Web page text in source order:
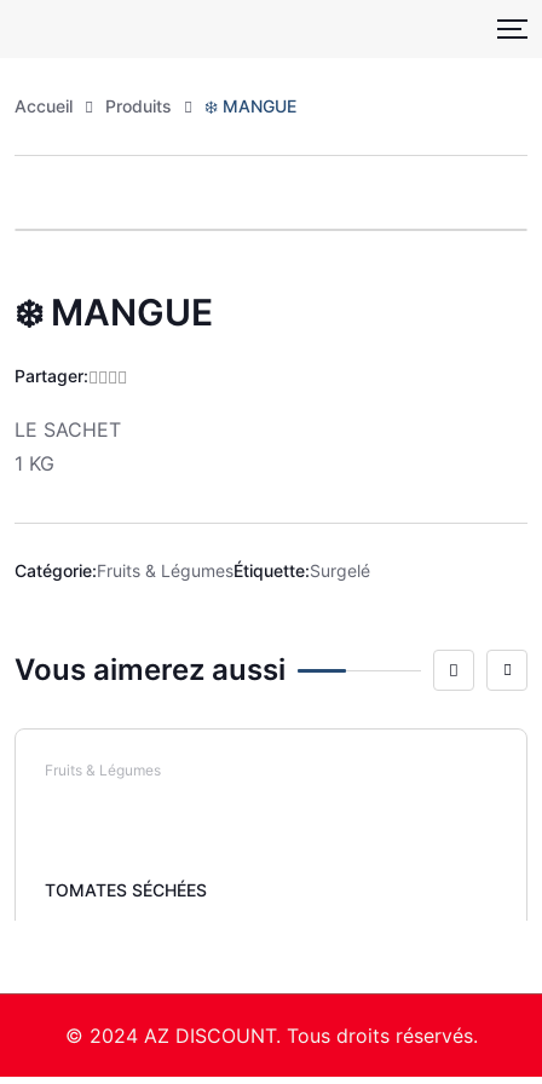
Accueil Produits ❄️ MANGUE
❄️ MANGUE
Partager:
LE SACHET
1 KG
Catégorie:Fruits & LégumesÉtiquette:Surgelé
Vous aimerez aussi
Fruits & Légumes
TOMATES SÉCHÉES
© 2024 AZ DISCOUNT. Tous droits réservés.